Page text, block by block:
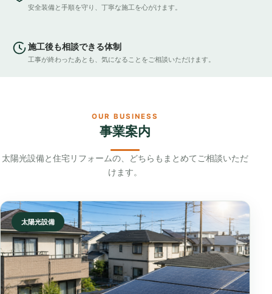
安全装備と手順を守り、丁寧な施工を心がけます。
施工後も相談できる体制
工事が終わったあとも、気になることをご相談いただけます。
OUR BUSINESS
事業案内
太陽光設備と住宅リフォームの、どちらもまとめてご相談いただ
けます。
太陽光設備